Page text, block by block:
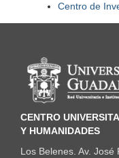
Centro de
Información
CENTRO
Y HUMANIDADES
Los Belenes. Av.